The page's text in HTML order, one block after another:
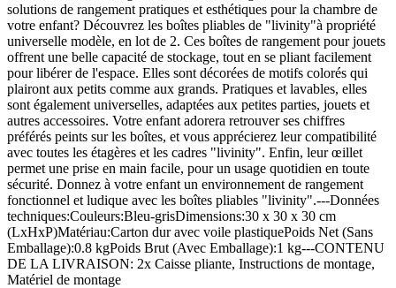
solutions de rangement pratiques et esthétiques pour la chambre de
votre enfant? Découvrez les boîtes pliables de "livinity"à propriété
universelle modèle, en lot de 2. Ces boîtes de rangement pour jouets
offrent une belle capacité de stockage, tout en se pliant facilement
pour libérer de l'espace. Elles sont décorées de motifs colorés qui
plairont aux petits comme aux grands. Pratiques et lavables, elles
sont également universelles, adaptées aux petites parties, jouets et
autres accessoires. Votre enfant adorera retrouver ses chiffres
préférés peints sur les boîtes, et vous apprécierez leur compatibilité
avec toutes les étagères et les cadres "livinity". Enfin, leur œillet
permet une prise en main facile, pour un usage quotidien en toute
sécurité. Donnez à votre enfant un environnement de rangement
fonctionnel et ludique avec les boîtes pliables "livinity".---Données
techniques:Couleurs:Bleu-grisDimensions:30 x 30 x 30 cm
(LxHxP)Matériau:Carton dur avec voile plastiquePoids Net (Sans
Emballage):0.8 kgPoids Brut (Avec Emballage):1 kg---CONTENU
DE LA LIVRAISON: 2x Caisse pliante, Instructions de montage,
Matériel de montage